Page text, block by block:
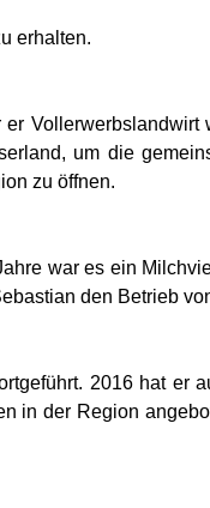
erhalten.
um die
zu öffnen.
war es ein
den Betrieb
2016 hat er
in der Region